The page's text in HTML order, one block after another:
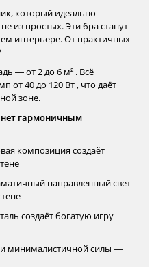
который идеально
из простых. Эти бра станут
интерьере. От практичных
— от 2 до 6 м² . Всё
от 40 до 120 Вт , что даёт
зоне.
гармоничным
композиция создаёт
направленный свет
создаёт богатую игру
минималистичной силы —